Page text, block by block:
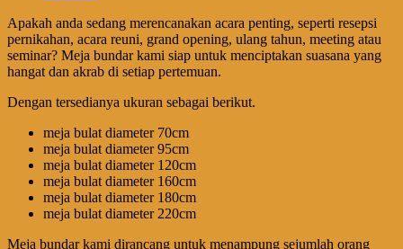
Apakah anda sedang merencanakan acara penting, seperti resepsi
pernikahan, acara reuni, grand opening, ulang tahun, meeting atau
seminar? Meja bundar kami siap untuk menciptakan suasana yang
hangat dan akrab di setiap pertemuan.
Dengan tersedianya ukuran sebagai berikut.
meja bulat diameter 70cm
meja bulat diameter 95cm
meja bulat diameter 120cm
meja bulat diameter 160cm
meja bulat diameter 180cm
meja bulat diameter 220cm
Meja bundar kami dirancang untuk menampung sejumlah orang